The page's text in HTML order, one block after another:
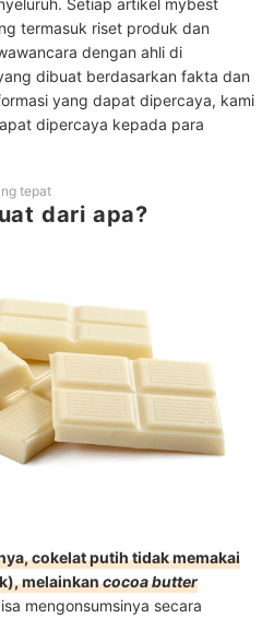
termasuk riset produk dan
dengan ahli di
dibuat berdasarkan fakta dan
yang dapat dipercaya, kami
dipercaya kepada para
tepat
dari apa?
cokelat putih tidak memakai
melainkancocoa butter
mengonsumsinya secara